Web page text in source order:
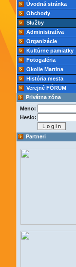
Úvodná stránka
Obchody
Služby
Administratíva
Organizácie
Kultúrne pamiatky
Fotogaléria
Okolie Martina
História mesta
Verejné FÓRUM
Privátna zóna
Meno:
Heslo:
Partneri